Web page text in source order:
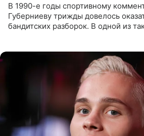
В 1990-е годы спортивному
Губерниеву трижды довелось
бандитских разборок. В одной из